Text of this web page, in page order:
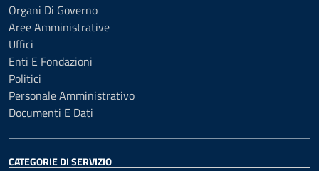
Organi Di Governo
Aree Amministrative
Uffici
Enti E Fondazioni
Politici
Personale Amministrativo
Documenti E Dati
CATEGORIE DI SERVIZIO